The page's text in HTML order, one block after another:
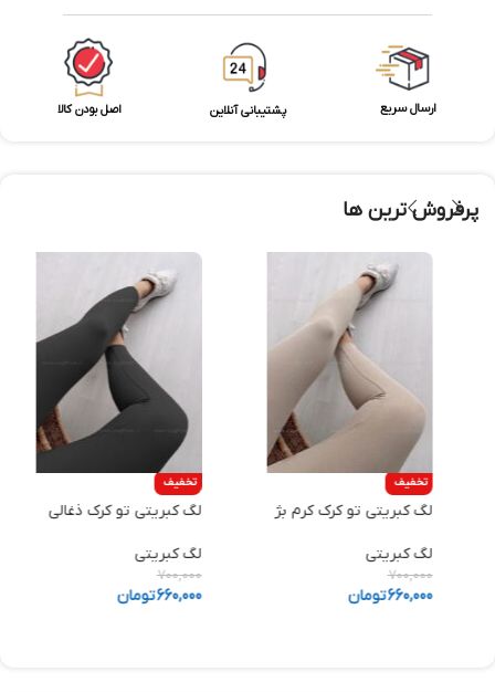
ارسال سریع پشتیبانی آنلاین اصل بودن کالا
پرفروش ترین ها
تخفیف
لگ کبریتی تو کرک کرم بژ
لگ کبریتی
700,000
660,000تومان
تخفیف
لگ کبریتی تو کرک ذغالی
لگ کبریتی
700,000
660,000تومان